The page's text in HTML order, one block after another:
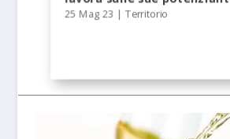
25 Mag 23 |Territorio